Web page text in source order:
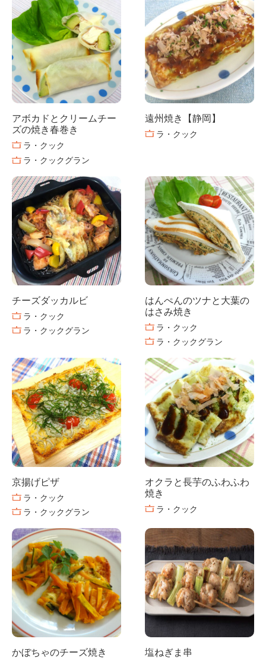
アボカドとクリームチー
ズの焼き春巻き
ラ・クック
ラ・クックグラン
遠州焼き【静岡】
ラ・クック
チーズダッカルビ
ラ・クック
ラ・クックグラン
はんぺんのツナと大葉の
はさみ焼き
ラ・クック
ラ・クックグラン
京揚げピザ
ラ・クック
ラ・クックグラン
オクラと長芋のふわふわ
焼き
ラ・クック
かぼちゃのチーズ焼き 塩ねぎま串